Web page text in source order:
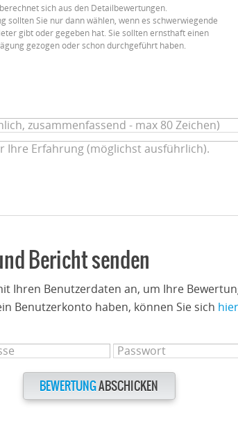
sich aus den Detailbewertungen.
sollten Sie nur dann wählen, wenn es schwerwiegende
gibt oder gegeben hat. Sie sollten ernsthaft einen
gezogen oder schon durchgeführt haben.
Bericht senden
Ihren Benutzerdaten an, um Ihre
Benutzerkonto haben, können Sie sich
BEWERTUNGABSCHICKEN